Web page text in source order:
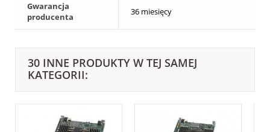
Gwarancja
producenta
36 miesięcy
30 INNE PRODUKTY W TEJ SAMEJ
KATEGORII: